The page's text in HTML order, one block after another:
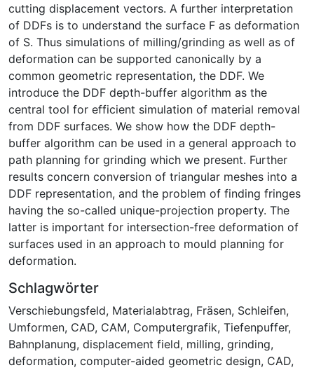
cutting displacement vectors. A further interpretation
of DDFs is to understand the surface F as deformation
of S. Thus simulations of milling/grinding as well as of
deformation can be supported canonically by a
common geometric representation, the DDF. We
introduce the DDF depth-buffer algorithm as the
central tool for efficient simulation of material removal
from DDF surfaces. We show how the DDF depth-
buffer algorithm can be used in a general approach to
path planning for grinding which we present. Further
results concern conversion of triangular meshes into a
DDF representation, and the problem of finding fringes
having the so-called unique-projection property. The
latter is important for intersection-free deformation of
surfaces used in an approach to mould planning for
deformation.
Schlagwörter
Verschiebungsfeld, Materialabtrag, Fräsen, Schleifen,
Umformen, CAD, CAM, Computergrafik, Tiefenpuffer,
Bahnplanung, displacement field, milling, grinding,
deformation, computer-aided geometric design, CAD,